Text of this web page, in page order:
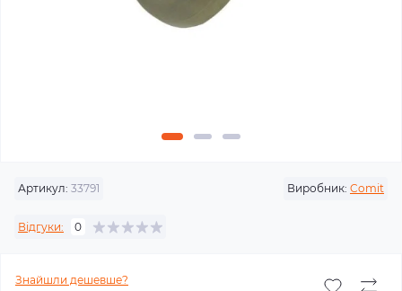
Артикул: 33791 Виробник: Comit
Відгуки: 0
Знайшли дешевше?